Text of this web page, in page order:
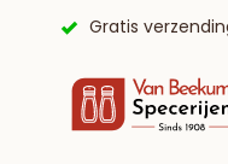
9,6/10